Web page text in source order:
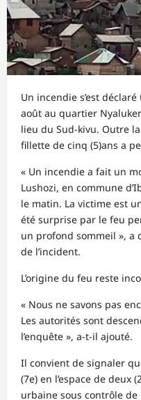
Un incendie s’est
août au quartier
lieu du Sud-kivu. Outre
fillette de cinq (5)ans a
« Un incendie a fait un
Lushozi, en commune
le matin. La victime est
été surprise par le feu
un profond sommeil », a
de l’incident.
L’origine du feu reste
« Nous ne savons pas
Les autorités sont
l’enquête », a-t-il ajouté.
Il convient de signaler
(7e) en l’espace de deux
urbaine sous contrôle